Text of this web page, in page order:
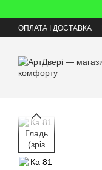
ОПЛАТА І ДОСТАВКА